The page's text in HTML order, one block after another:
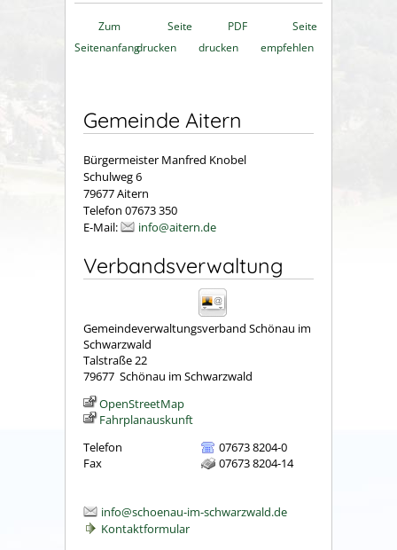
Zum
Seitenanfang
Seite
drucken
PDF
drucken
Seite
empfehlen
Gemeinde Aitern
Bürgermeister Manfred Knobel
Schulweg 6
79677 Aitern
Telefon 07673 350
E-Mail:
info@aitern.de
Verbandsverwaltung
Gemeindeverwaltungsverband Schönau im
Schwarzwald
Talstraße 22
79677 Schönau im Schwarzwald
OpenStreetMap
Fahrplanauskunft
Telefon
07673 8204-0
Fax
07673 8204-14
info@schoenau-im-schwarzwald.de
Kontaktformular